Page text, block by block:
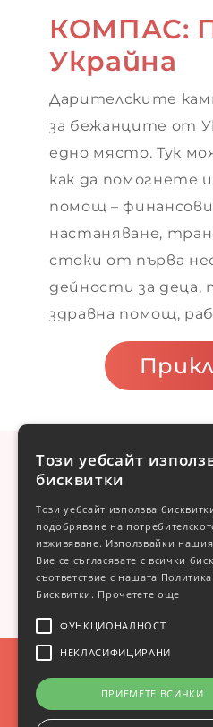
КОМПАС:
Украйна
Дарителските
за бежанците от
едно място. Тук
как да помогнете
помощ –
настаняване,
стоки от първа
дейности за деца,
здравна помощ,
Абонирай сe за
За нас Условия
Този уебсайт
бисквитки
Този уебсайт използва
подобряване на
изживяване. Използвайки
Вие се съгласявате с всички
съответствие с нашата Политика
Бисквитки. Прочетете още
ФУНКЦИОНАЛНОСТ
НЕКЛАСИФИЦИРАНИ
ПРИЕМЕТЕ ВСИЧКИ